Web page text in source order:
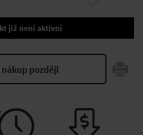
již není aktivní
později